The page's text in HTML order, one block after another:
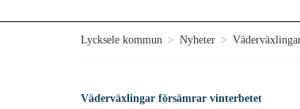
Lycksele kommun > Nyheter >
Väderväxlingar försämrar vinterbetet